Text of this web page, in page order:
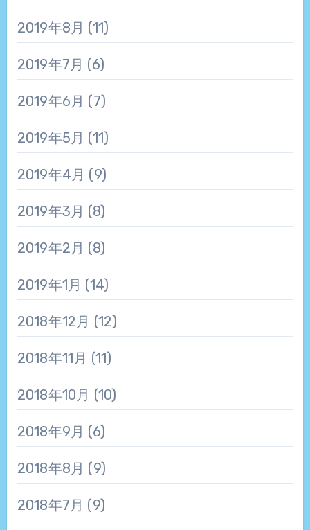
2019年8月 (11)
2019年7月 (6)
2019年6月 (7)
2019年5月 (11)
2019年4月 (9)
2019年3月 (8)
2019年2月 (8)
2019年1月 (14)
2018年12月 (12)
2018年11月 (11)
2018年10月 (10)
2018年9月 (6)
2018年8月 (9)
2018年7月 (9)